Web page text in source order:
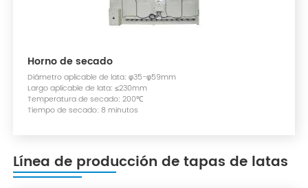
Horno de secado
Diámetro aplicable de lata: φ35-φ59mm
Largo aplicable de lata: ≤230mm
Temperatura de secado: 200℃
Tiempo de secado: 8 minutos
Línea de producción de tapas de latas